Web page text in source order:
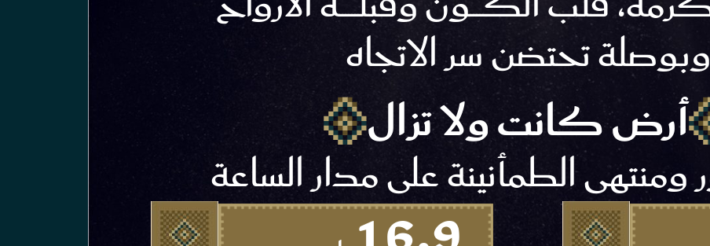
وبوصلة تحتضن سر الاتجاه
أرض كانت ولا تزال
ومنتهى الطمأنينة على مدار الساعة